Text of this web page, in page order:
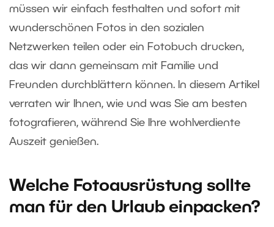
müssen wir einfach festhalten und sofort mit
wunderschönen Fotos in den sozialen
Netzwerken teilen oder ein Fotobuch drucken,
das wir dann gemeinsam mit Familie und
Freunden durchblättern können. In diesem Artikel
verraten wir Ihnen, wie und was Sie am besten
fotografieren, während Sie Ihre wohlverdiente
Auszeit genießen.
Welche Fotoausrüstung sollte
man für den Urlaub einpacken?